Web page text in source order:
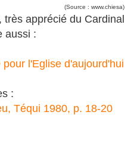
(Source : www.chiesa)
apprécié du Cardinal
aussi :
l'Eglise d'aujourd'hui
:
Téqui 1980, p. 18-20